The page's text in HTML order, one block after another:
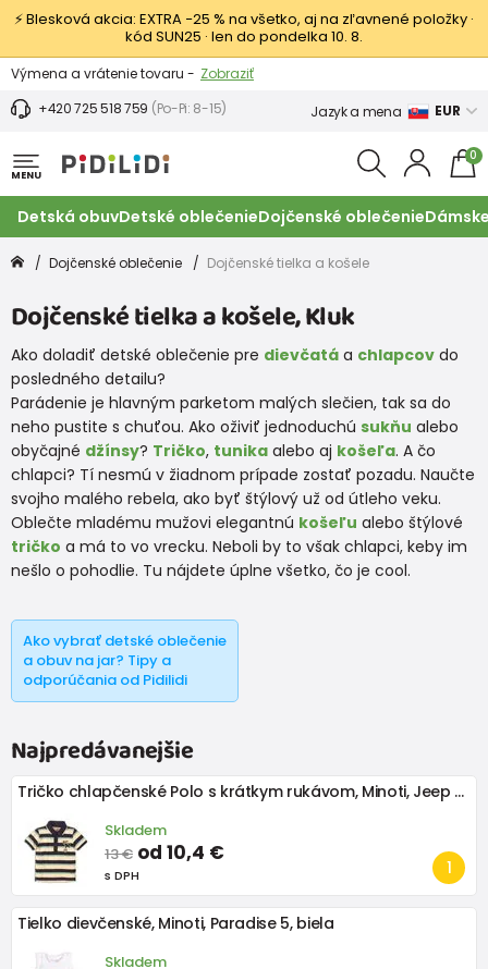
⚡ Blesková akcia: EXTRA −25 % na všetko, aj na zľavnené položky ·
kód SUN25 · len do pondelka 10. 8.
Výmena a vrátenie tovaru - Zobraziť
Zľava 3,80 EUR na prvý nákup - Podmienky
+420 725 518 759 (Po-Pi: 8-15) Jazyk a mena EUR
MENU
0
Detská obuvDetské oblečenieDojčenské oblečenie
Dojčenské oblečenie Dojčenské tielka a košele
Dojčenské tielka a košele, Kluk
Ako doladiť detské oblečenie pre dievčatá a chlapcov do
posledného detailu?
Parádenie je hlavným parketom malých slečien, tak sa do
neho pustite s chuťou. Ako oživiť jednoduchú sukňu alebo
obyčajné džínsy? Tričko, tunika alebo aj košeľa. A čo
chlapci? Tí nesmú v žiadnom prípade zostať pozadu. Naučte
svojho malého rebela, ako byť štýlový už od útleho veku.
Oblečte mladému mužovi elegantnú košeľu alebo štýlové
tričko a má to vo vrecku. Neboli by to však chlapci, keby im
nešlo o pohodlie. Tu nájdete úplne všetko, čo je cool.
Ako vybrať detské oblečenie
a obuv na jar? Tipy a
odporúčania od Pidilidi
Najpredávanejšie
Tričko chlapčenské Polo s krátkym rukávom, Minoti, Jeep 3, chlapec
Skladem
13 € od 10,4 €
s DPH
Tielko dievčenské, Minoti, Paradise 5, biela
Skladem